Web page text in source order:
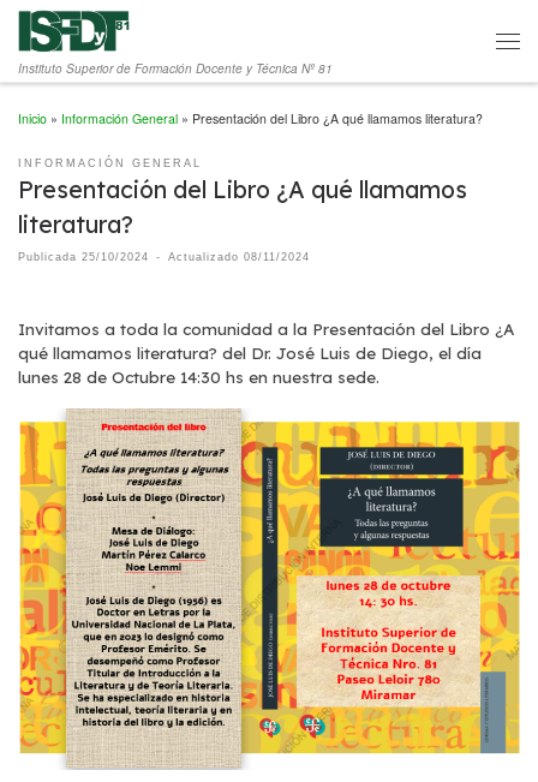
Saltar al contenido
Instituto Superior de Formación Docente y Técnica Nº 81
Inicio » Información General » Presentación del Libro ¿A qué llamamos literatura?
INFORMACIÓN GENERAL
Presentación del Libro ¿A qué llamamos
literatura?
Publicada 25/10/2024 - Actualizado 08/11/2024
Invitamos a toda la comunidad a la Presentación del Libro ¿A
qué llamamos literatura? del Dr. José Luis de Diego, el día
lunes 28 de Octubre 14:30 hs en nuestra sede.